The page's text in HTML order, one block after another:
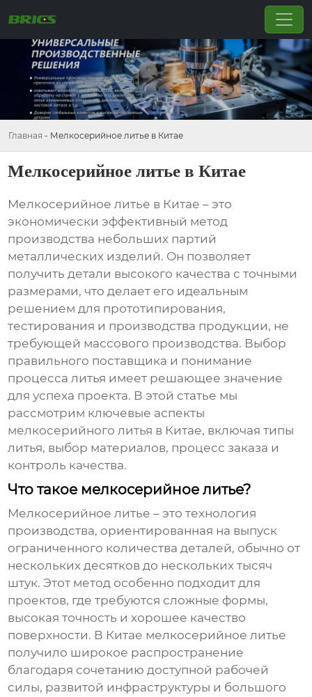
Главная - Мелкосерийное литье в Китае
Мелкосерийное литье в Китае
Мелкосерийное литье в Китае – это
экономически эффективный метод
производства небольших партий
металлических изделий. Он позволяет
получить детали высокого качества с точными
размерами, что делает его идеальным
решением для прототипирования,
тестирования и производства продукции, не
требующей массового производства. Выбор
правильного поставщика и понимание
процесса литья имеет решающее значение
для успеха проекта. В этой статье мы
рассмотрим ключевые аспекты
мелкосерийного литья в Китае, включая типы
литья, выбор материалов, процесс заказа и
контроль качества.
Что такое мелкосерийное литье?
Мелкосерийное литье – это технология
производства, ориентированная на выпуск
ограниченного количества деталей, обычно от
нескольких десятков до нескольких тысяч
штук. Этот метод особенно подходит для
проектов, где требуются сложные формы,
высокая точность и хорошее качество
поверхности. В Китае мелкосерийное литье
получило широкое распространение
благодаря сочетанию доступной рабочей
силы, развитой инфраструктуры и большого